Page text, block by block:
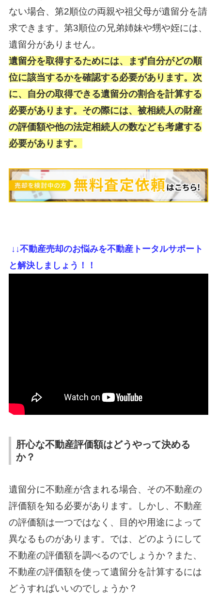
ない場合、第2順位の両親や祖父母が遺留分を請
求できます。第3順位の兄弟姉妹や甥や姪には、
遺留分がありません。
遺留分を取得するためには、まず自分がどの順
位に該当するかを確認する必要があります。次
に、自分の取得できる遺留分の割合を計算する
必要があります。その際には、被相続人の財産
の評価額や他の法定相続人の数なども考慮する
必要があります。
↓ ↓不動産売却のお悩みを不動産トータルサポート
と解決しましょう！！
肝心な不動産評価額はどうやって決める
か？
遺留分に不動産が含まれる場合、その不動産の
評価額を知る必要があります。しかし、不動産
の評価額は一つではなく、目的や用途によって
異なるものがあります。では、どのようにして
不動産の評価額を調べるのでしょうか？また、
不動産の評価額を使って遺留分を計算するには
どうすればいいのでしょうか？